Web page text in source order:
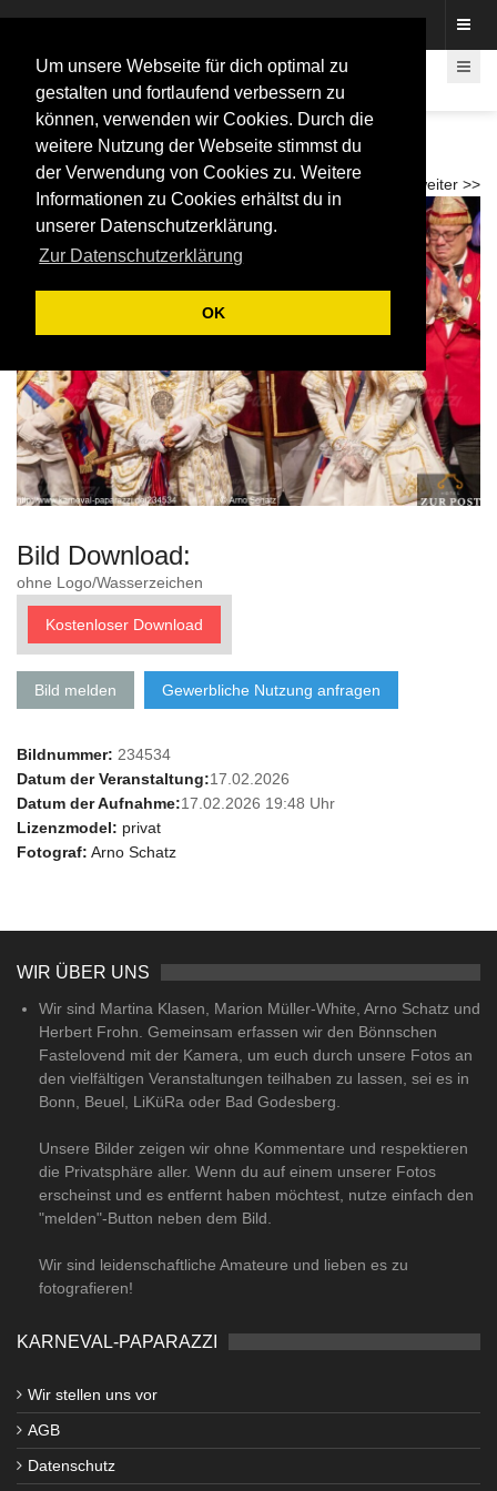
Um unsere Webseite für dich optimal zu
gestalten und fortlaufend verbessern zu
können, verwenden wir Cookies. Durch die
weitere Nutzung der Webseite stimmst du
der Verwendung von Cookies zu. Weitere
Informationen zu Cookies erhältst du in
unserer Datenschutzerklärung.
Zur Datenschutzerklärung
OK
Federrupfen Prinz Roland I. und Bonna
Stephanie III. 2026
weiter >>
<< zurück
Bild Download:
ohne Logo/Wasserzeichen
Kostenloser Download
Bild melden Gewerbliche Nutzung anfragen
Bildnummer: 234534
Datum der Veranstaltung:17.02.2026
Datum der Aufnahme:17.02.2026 19:48 Uhr
Lizenzmodel: privat
Fotograf: Arno Schatz
WIR ÜBER UNS
Wir sind Martina Klasen, Marion Müller-White, Arno Schatz und
Herbert Frohn. Gemeinsam erfassen wir den Bönnschen
Fastelovend mit der Kamera, um euch durch unsere Fotos an
den vielfältigen Veranstaltungen teilhaben zu lassen, sei es in
Bonn, Beuel, LiKüRa oder Bad Godesberg.
Unsere Bilder zeigen wir ohne Kommentare und respektieren
die Privatsphäre aller. Wenn du auf einem unserer Fotos
erscheinst und es entfernt haben möchtest, nutze einfach den
"melden"-Button neben dem Bild.
Wir sind leidenschaftliche Amateure und lieben es zu
fotografieren!
KARNEVAL-PAPARAZZI
Wir stellen uns vor
AGB
Datenschutz